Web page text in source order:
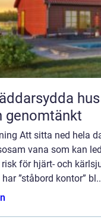
genomtänkt
Att sitta ned hela
vana som kan
för hjärt- och
”ståbord kontor”